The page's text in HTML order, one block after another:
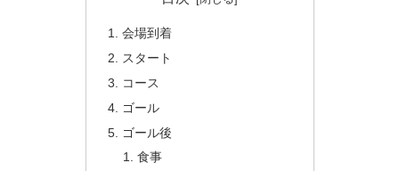
会場到着
スタート
コース
ゴール
ゴール後
食事